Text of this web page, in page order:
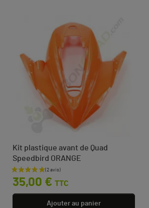
Kit plastique avant de Quad
Speedbird ORANGE
Prix
35,00 € TTC
Ajouter au panier